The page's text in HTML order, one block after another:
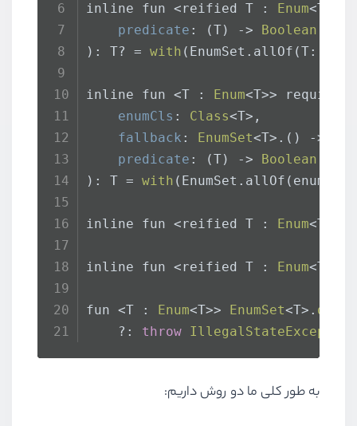
inline fun <reified T : Enum<T>>
predicate : (T) -> Boolean
): T? = with ( EnumSet.allOf(T::
inline fun <T : Enum<T>>
enumCls : Class<T>,
fallback : EnumSet<T>.() -> T
predicate : (T) -> Boolean
): T = with ( EnumSet.allOf(enumCls)
inline fun <reified T : Enum<T>>
inline fun <reified T : Enum<T>>
fun <T : Enum<T>> EnumSet<T>.
    ?:
throw IllegalStateException
به طور کلی ما دو روش داریم: